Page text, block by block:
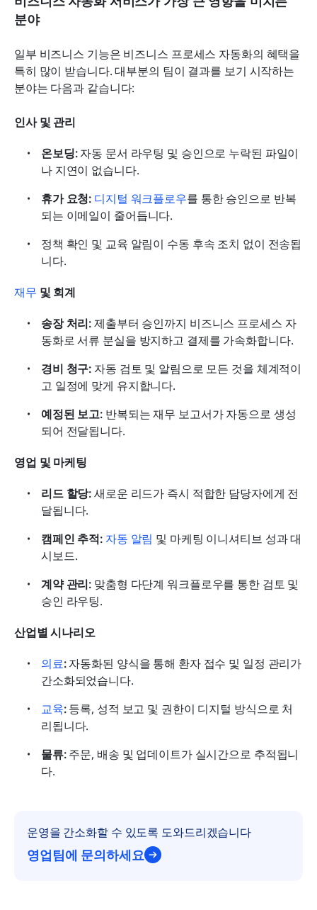
분야
일부 비즈니스 기능은 비즈니스 프로세스 자동화의 혜택을
특히 많이 받습니다. 대부분의 팀이 결과를 보기 시작하는
분야는 다음과 같습니다:
인사 및 관리
온보딩: 자동 문서 라우팅 및 승인으로 누락된 파일이
나 지연이 없습니다.
휴가 요청: 디지털 워크플로우를 통한 승인으로 반복
되는 이메일이 줄어듭니다.
정책 확인 및 교육 알림이 수동 후속 조치 없이 전송됩
니다.
재무 및 회계
송장 처리: 제출부터 승인까지 비즈니스 프로세스 자
동화로 서류 분실을 방지하고 결제를 가속화합니다.
경비 청구: 자동 검토 및 알림으로 모든 것을 체계적이
고 일정에 맞게 유지합니다.
예정된 보고: 반복되는 재무 보고서가 자동으로 생성
되어 전달됩니다.
영업 및 마케팅
리드 할당: 새로운 리드가 즉시 적합한 담당자에게 전
달됩니다.
캠페인 추적: 자동 알림 및 마케팅 이니셔티브 성과 대
시보드.
계약 관리: 맞춤형 다단계 워크플로우를 통한 검토 및
승인 라우팅.
산업별 시나리오
의료: 자동화된 양식을 통해 환자 접수 및 일정 관리가
간소화되었습니다.
교육: 등록, 성적 보고 및 권한이 디지털 방식으로 처
리됩니다.
물류: 주문, 배송 및 업데이트가 실시간으로 추적됩니
다.
운영을 간소화할 수 있도록 도와드리겠습니다
영업팀에 문의하세요